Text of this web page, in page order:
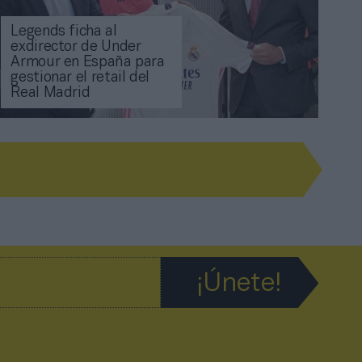
Legends ficha al
exdirector de Under
Armour en España para
gestionar el retail del
Real Madrid